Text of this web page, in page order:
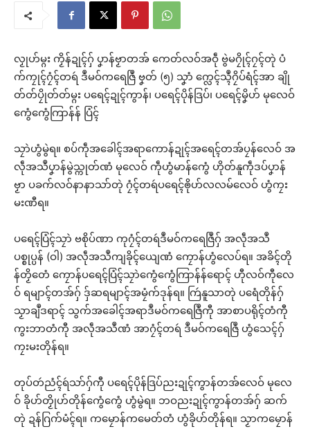
လၟုဟ်မ္ဂး ကၟိန်ဍုၚ်ဂှ် ပၞာန်ဗၟာတအ် ကေတ်လဝ်အဝဵု ဗွဲမဂၠိုၚ်ဂၠၚ်တုဲ ပံ
က်ကၠုၚ်ဂၠံၚ်တရဴ ဒဳမဝ်ကရေဇြဳ ဗၞတ် (၅) သၞာံ က္လေၚ်သ္ၚဳဂၠိပ်ရံၚ်အာ ချို
တ်တ်ပၠိုတ်တ်မ္ဂး ပရေၚ်ဍုၚ်ကွာန်၊ ပရေၚ်ပိုန်ဒြပ်၊ ပရေၚ်မၞိဟ် မုလေဝ်
ကွေံကွေံကြာန်န် ပြံၚ်
သၠာဲဟွံမွဲရ။ စပ်ကဵုအခေါၚ်အရာကောန်ဍုၚ်အရေၚ်တအ်ပၠန်လေဝ် အ
လဵုအသဳပၞာန်မွဲသ္ကုတ်ဏံ မုလေဝ် ကဵုဟွံမာန်ကွေံ ဟိုတ်နူကဵုဒပ်ပၞာန်
ဗၟာ ပခက်လဝ်နာနာသာ်တုဲ ဂၠံၚ်တရဴပရေၚ်ၜိုဟ်လလမ်လေဝ် ဟွံကၠး
မးဏီရ။
ပရေၚ်ပြံၚ်သၠာဲ ဗစိုပ်ဏာ ကုဂၠံၚ်တရဴဒဳမဝ်ကရေဇြဳဂှ် အလဵုအသဳ
ပစ္စုပ္ပန် (ဝါ) အလဵုအသဳကျခိုၚ်ယျေဏံ ကၠောန်ဟွံလေပ်ရ။ အခိၚ်တို
န်တၟိတေံ ကၠောန်ပရေၚ်ပြံၚ်သၠာဲကွေံကွေံကြာန်န်ရောၚ် ဟီုလဝ်ကီုလေ
ဝ် ရမျာၚ်တအ်ဂှ် ဒှ်ဆရမျာၚ်အမၠံက်ဒုန်ရ။ ကြဴနူသာတုဲ ပရေံတိုန်ဂှ်
သၟာချဳဒရာၚ် သွက်အခေါၚ်အရာဒဳမဝ်ကရေဇြဳကီု အာစာပရိုၚ်တံကီု
ကွးဘာတံကီု အလဵုအသဳဏံ အာဂၠံၚ်တရဴ ဒဳမဝ်ကရေဇြဳ ဟွံသေၚ်ဂှ်
ကၠးမးတိုန်ရ။
တုပ်တဴညံၚ်ရဴသာ်ဂှ်ကီု ပရေၚ်ပိုန်ဒြပ်ညးဍုၚ်ကွာန်တအ်လေဝ် မုလေ
ဝ် ခိုဟ်တၟိုဟ်တိုန်ကွေံကွေံ ဟွံမွဲရ။ ဘဝညးဍုၚ်ကွာန်တအ်ဂှ် ဆက်
တုဲ ဍန်ဂြက်မံၚ်ရ။ ကမၠောန်ကမေတ်တံ ဟွံခိုဟ်တိုန်ရ။ သၟာကမၠောန်